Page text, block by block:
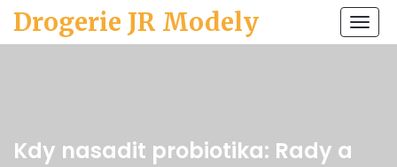
Drogerie JR Modely
Kdy nasadit probiotika: Rady a